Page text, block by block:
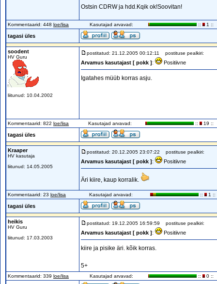
Ostsin CDRW ja hdd.Kqik ok!Soovitan!
Kommentaarid: 448 loe/lisa Kasutajad arvavad: :: 1 ::
tagasi üles
soodent
HV Guru
liitunud: 10.04.2002
postitatud: 21.12.2005 00:12:11 postituse pealkiri:
Arvamus kasutajast [ pokk ]: Positiivne
Igatahes müüb korras asju.
Kommentaarid: 822 loe/lisa Kasutajad arvavad: :: 19 ::
tagasi üles
Kraaper
HV kasutaja
liitunud: 14.05.2005
postitatud: 20.12.2005 23:07:22 postituse pealkiri:
Arvamus kasutajast [ pokk ]: Positiivne
Äri kiire, kaup korralik.
Kommentaarid: 23 loe/lisa Kasutajad arvavad: :: 1 ::
tagasi üles
heikis
HV Guru
liitunud: 17.03.2003
postitatud: 19.12.2005 16:59:59 postituse pealkiri:
Arvamus kasutajast [ pokk ]: Positiivne
kiire ja pisike äri. kõik korras.
5+
Kommentaarid: 339 loe/lisa Kasutajad arvavad: :: 0 ::